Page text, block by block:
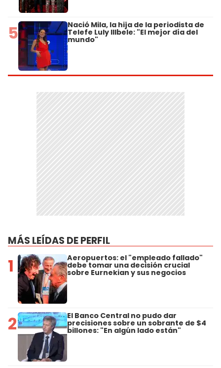
5 Nació Mila, la hija de la periodista de
Telefe Luly Illbele: "El mejor día del
mundo"
MÁS LEÍDAS DE PERFIL
1 Aeropuertos: el "empleado fallado"
debe tomar una decisión crucial
sobre Eurnekian y sus negocios
2 El Banco Central no pudo dar
precisiones sobre un sobrante de $4
billones: "En algún lado están"